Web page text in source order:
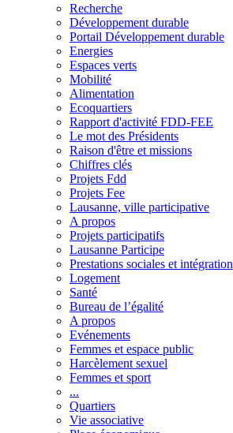
Recherche
Développement durable
Portail Développement durable
Energies
Espaces verts
Mobilité
Alimentation
Ecoquartiers
Rapport d'activité FDD-FEE
Le mot des Présidents
Raison d'être et missions
Chiffres clés
Projets Fdd
Projets Fee
Lausanne, ville participative
A propos
Projets participatifs
Lausanne Participe
Prestations sociales et intégration
Logement
Santé
Bureau de l’égalité
A propos
Evénements
Femmes et espace public
Harcèlement sexuel
Femmes et sport
...
Quartiers
Vie associative